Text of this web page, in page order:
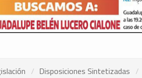
Disposiciones Sintetizadas